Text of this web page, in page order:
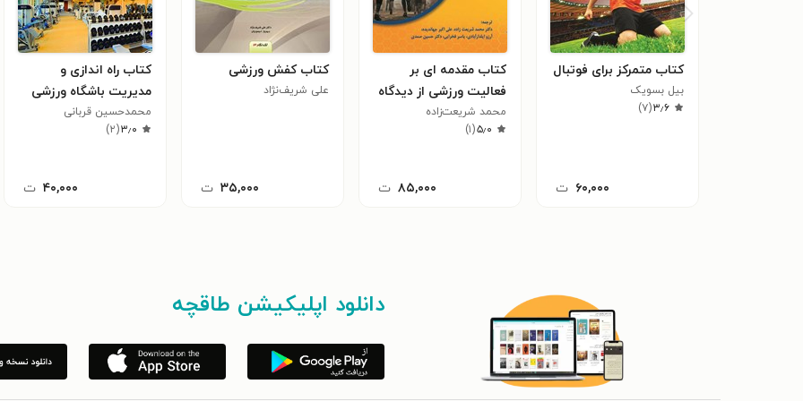
کتاب متمرکز برای فوتبال
بیل بسویک
۳٫۶(۷)
۶۰,۰۰۰ ت
کتاب مقدمه ای بر
فعالیت ورزشی از دیدگاه
ACSM
محمد شریعت‌زاده
۵٫۰(۱)
۸۵,۰۰۰ ت
کتاب کفش ورزشی
علی شریف‌نژاد
۳۵,۰۰۰ ت
کتاب راه اندازی و
مدیریت باشگاه ورزشی
محمدحسین قربانی
۳٫۰(۲)
۴۰,۰۰۰ ت
دانلود اپلیکیشن طاقچه